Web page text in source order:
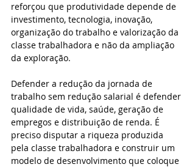
reforçou que produtividade depende de
investimento, tecnologia, inovação,
organização do trabalho e valorização da
classe trabalhadora e não da ampliação
da exploração.
Defender a redução da jornada de
trabalho sem redução salarial é defender
qualidade de vida, saúde, geração de
empregos e distribuição de renda. É
preciso disputar a riqueza produzida
pela classe trabalhadora e construir um
modelo de desenvolvimento que coloque